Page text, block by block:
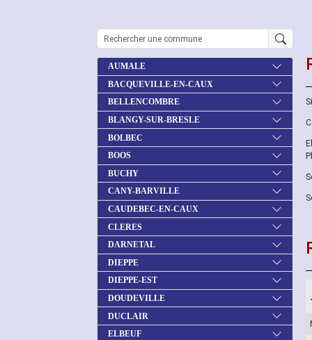
AUMALE
BACQUEVILLE-EN-CAUX
BELLENCOMBRE
BLANGY-SUR-BRESLE
BOLBEC
BOOS
BUCHY
CANY-BARVILLE
CAUDEBEC-EN-CAUX
CLERES
DARNETAL
DIEPPE
DIEPPE-EST
DOUDEVILLE
DUCLAIR
ELBEUF